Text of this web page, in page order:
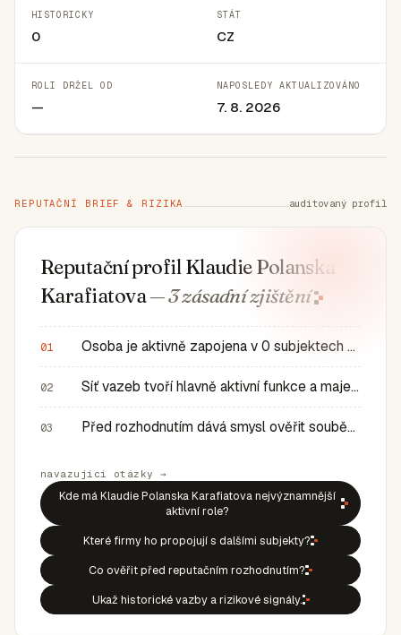
HISTORICKY
0
STÁT
CZ
ROLI DRŽEL OD
—
NAPOSLEDY AKTUALIZOVÁNO
7. 8. 2026
REPUTAČNÍ BRIEF & RIZIKA auditovaný profil
Reputační profil Klaudie Polanska
Karafiatova— 3 zásadnízjištění
01 Osoba je aktivně zapojena v 0 subjektech a má 0 historic…
02 Síť vazeb tvoří hlavně aktivní funkce a majetkové role v…
03 Před rozhodnutím dává smysl ověřit souběh rolí, historic…
navazující otázky →
Kde má Klaudie Polanska Karafiatova nejvýznamnější
aktivní role?
Které firmy ho propojují s dalšími subjekty?
Co ověřit před reputačním rozhodnutím?
Ukaž historické vazby a rizikové signály.